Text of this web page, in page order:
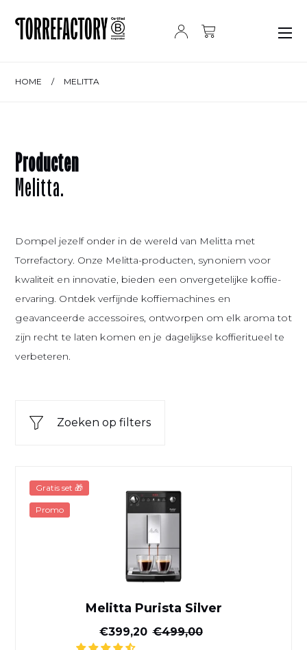
HOME / MELITTA
Producten
Melitta.
Dompel jezelf onder in de wereld van Melitta met
Torrefactory. Onze Melitta-producten, synoniem voor
kwaliteit en innovatie, bieden een onvergetelijke koffie-
ervaring. Ontdek verfijnde koffiemachines en
geavanceerde accessoires, ontworpen om elk aroma tot
zijn recht te laten komen en je dagelijkse koffieritueel te
verbeteren.
Zoeken op filters
Melitta Purista Silver
Gereduceerde prijs
€399,20 Normale prijs
€499,00
Gratis set 🎁
Promo